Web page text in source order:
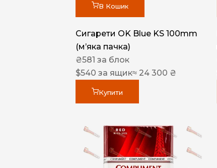
В Кошик
Сигарети OK Blue KS 100mm
(м’яка пачка)
₴581 за блок
$540 за ящик≈ 24 300 ₴
Купити